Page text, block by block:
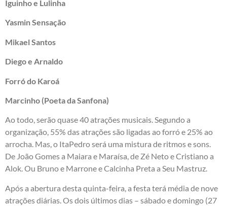
Iguinho e Lulinha
Yasmin Sensação
Mikael Santos
Diego e Arnaldo
Forró do Karoá
Marcinho (Poeta da Sanfona)
Ao todo, serão quase 40 atrações musicais. Segundo a
organização, 55% das atrações são ligadas ao forró e 25% ao
arrocha. Mas, o ItaPedro será uma mistura de ritmos e sons.
De João Gomes a Maiara e Maraísa, de Zé Neto e Cristiano a
Alok. Ou Bruno e Marrone e Calcinha Preta a Seu Mastruz.
Após a abertura desta quinta-feira, a festa terá média de nove
atrações diárias. Os dois últimos dias – sábado e domingo (27